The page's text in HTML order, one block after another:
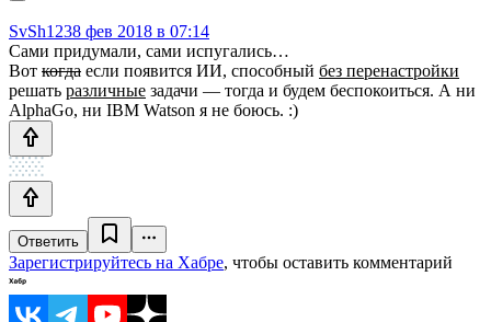
SvSh1238 фев 2018 в 07:14
Сами придумали, сами испугались…
Вот когда если появится ИИ, способный без перенастройки
решать различные задачи — тогда и будем беспокоиться. А ни
AlphaGo, ни IBM Watson я не боюсь. :)
Ответить
Зарегистрируйтесь на Хабре, чтобы оставить комментарий